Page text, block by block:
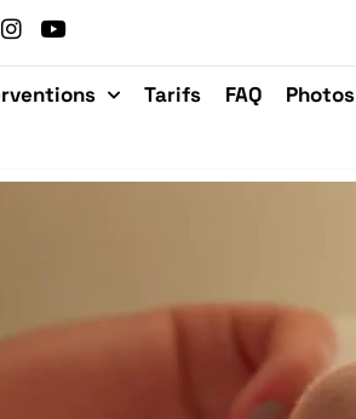
Tarifs FAQ Photos